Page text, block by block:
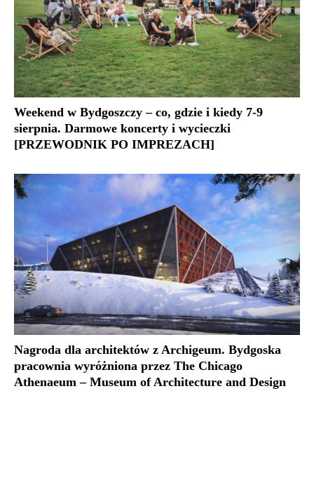
Weekend w Bydgoszczy – co, gdzie i kiedy 7-9
sierpnia. Darmowe koncerty i wycieczki
[PRZEWODNIK PO IMPREZACH]
Nagroda dla architektów z Archigeum. Bydgoska
pracownia wyróżniona przez The Chicago
Athenaeum – Museum of Architecture and Design